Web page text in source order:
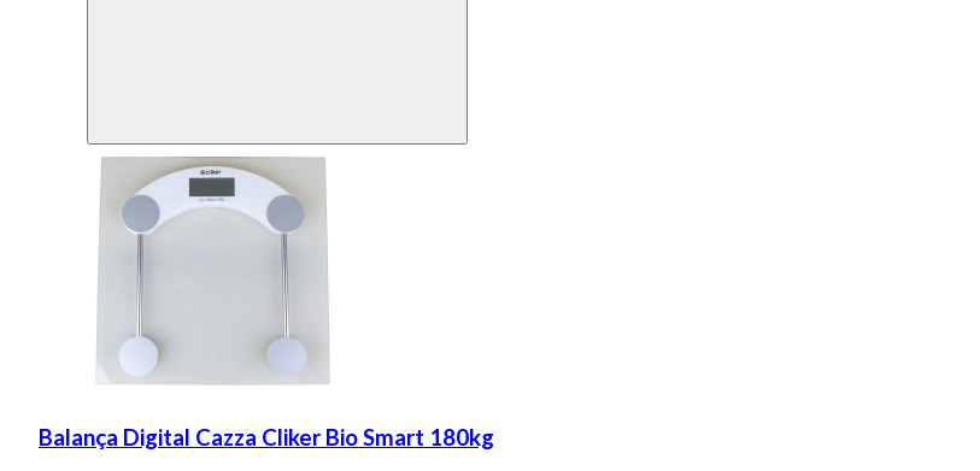
Balança Digital Cazza Cliker Bio Smart 180kg